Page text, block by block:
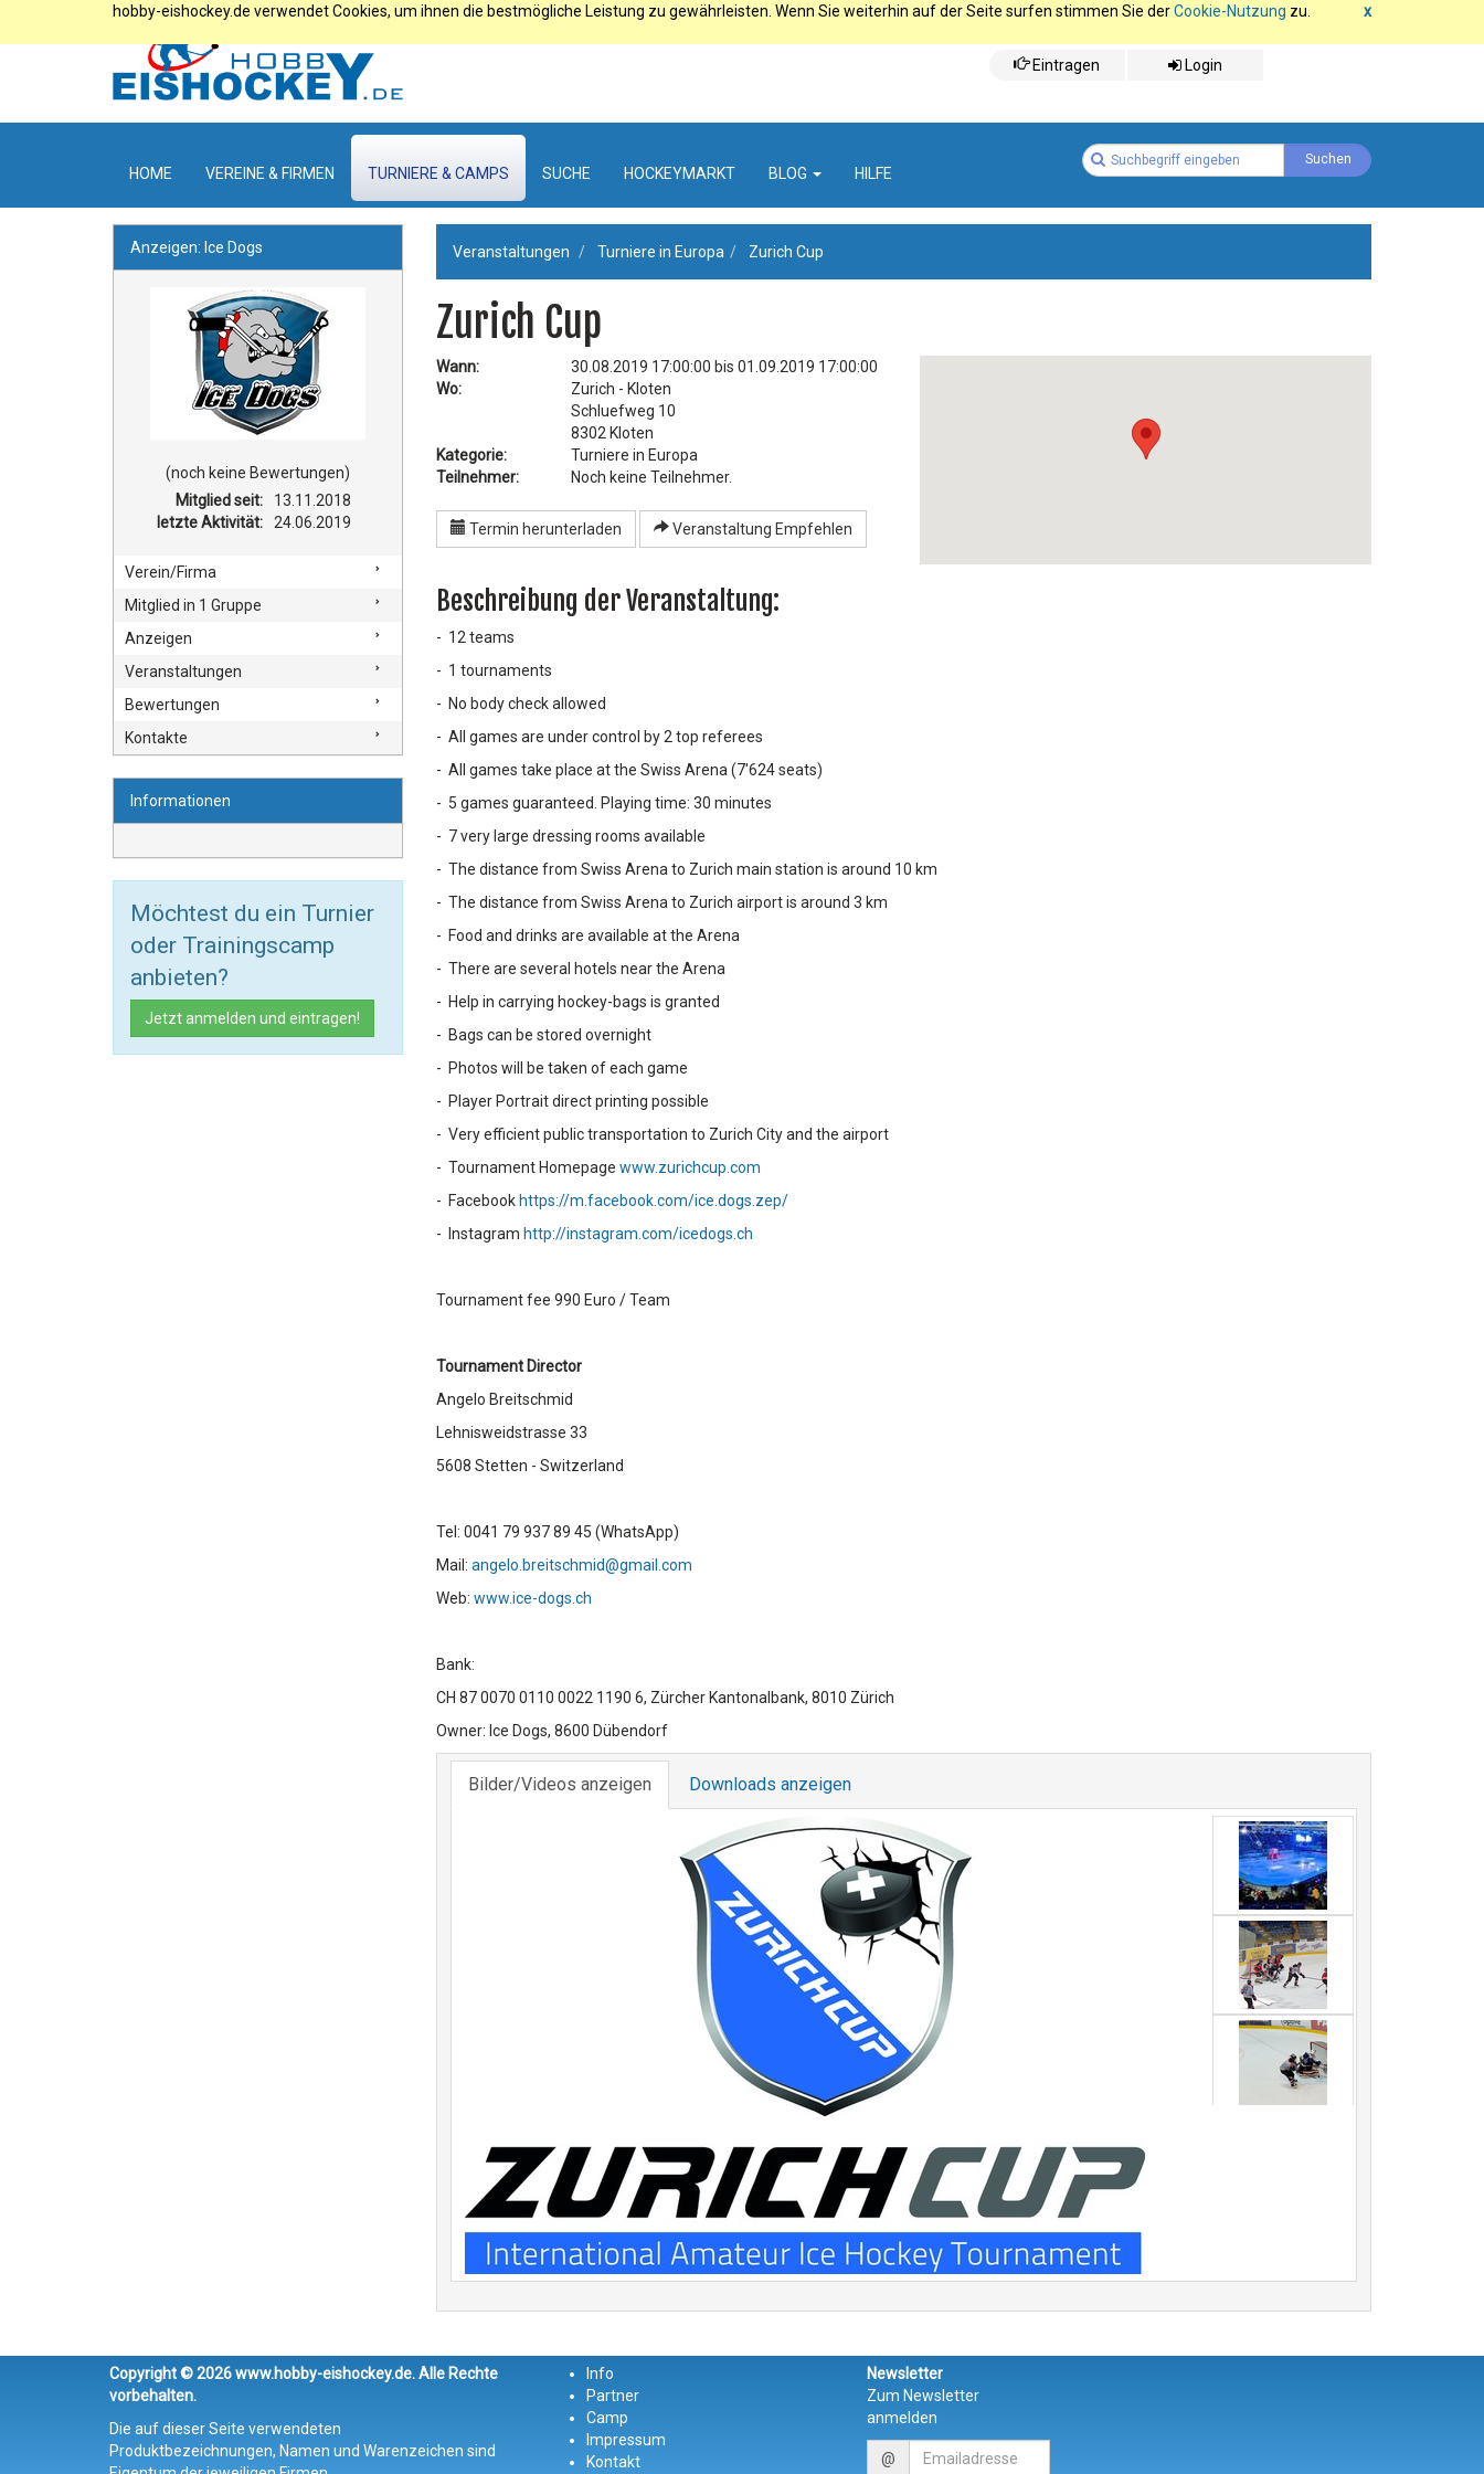
x
hobby-eishockey.de verwendet Cookies, um ihnen die bestmögliche Leistung zu gewährleisten. Wenn Sie weiterhin auf der Seite surfen stimmen Sie derCookie-Nutzung zu.
Eintragen Login
HOME VEREINE & FIRMEN TURNIERE & CAMPS SUCHE HOCKEYMARKT BLOG HILFE
Veranstaltungen Turniere in Europa Zurich Cup
Zurich Cup
Wann:
30.08.2019 17:00:00 bis 01.09.2019 17:00:00
Wo:
Zurich - Kloten
Schluefweg 10
8302 Kloten
Kategorie:
Turniere in Europa
Teilnehmer:
Noch keine Teilnehmer.
Termin herunterladen Veranstaltung Empfehlen
Beschreibung der Veranstaltung:
- 12 teams
- 1 tournaments
- No body check allowed
- All games are under control by 2 top referees
- All games take place at the Swiss Arena (7'624 seats)
- 5 games guaranteed. Playing time: 30 minutes
- 7 very large dressing rooms available
- The distance from Swiss Arena to Zurich main station is around 10 km
- The distance from Swiss Arena to Zurich airport is around 3 km
- Food and drinks are available at the Arena
- There are several hotels near the Arena
- Help in carrying hockey-bags is granted
- Bags can be stored overnight
- Photos will be taken of each game
- Player Portrait direct printing possible
- Very efficient public transportation to Zurich City and the airport
- Tournament Homepage www.zurichcup.com
- Facebook https://m.facebook.com/ice.dogs.zep/
- Instagram http://instagram.com/icedogs.ch
Tournament fee 990 Euro / Team
Tournament Director
Angelo Breitschmid
Lehnisweidstrasse 33
5608 Stetten - Switzerland
Tel: 0041 79 937 89 45 (WhatsApp)
Mail: angelo.breitschmid@gmail.com
Web: www.ice-dogs.ch
Bank:
CH 87 0070 0110 0022 1190 6, Zürcher Kantonalbank, 8010 Zürich
Owner: Ice Dogs, 8600 Dübendorf
Bilder/Videos anzeigen Downloads anzeigen
Anzeigen: Ice Dogs
(noch keine Bewertungen)
Mitglied seit:
13.11.2018
letzte Aktivität:
24.06.2019
Verein/Firma
Mitglied in 1 Gruppe
Anzeigen
Veranstaltungen
Bewertungen
Kontakte
Informationen
Möchtest du ein Turnier
oder Trainingscamp
anbieten?
Jetzt anmelden und eintragen!
Copyright © 2026 www.hobby-eishockey.de. Alle Rechte
vorbehalten.
Die auf dieser Seite verwendeten
Produktbezeichnungen, Namen und Warenzeichen sind
Info
Partner
Camp
Impressum
Kontakt
Newsletter
Zum Newsletter
anmelden
@